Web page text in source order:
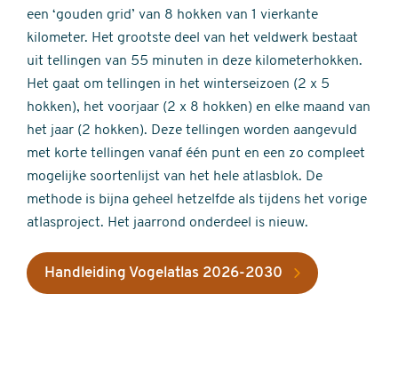
een ‘gouden grid’ van 8 hokken van 1 vierkante
kilometer. Het grootste deel van het veldwerk bestaat
uit tellingen van 55 minuten in deze kilometerhokken.
Het gaat om tellingen in het winterseizoen (2 x 5
hokken), het voorjaar (2 x 8 hokken) en elke maand van
het jaar (2 hokken). Deze tellingen worden aangevuld
met korte tellingen vanaf één punt en een zo compleet
mogelijke soortenlijst van het hele atlasblok. De
methode is bijna geheel hetzelfde als tijdens het vorige
atlasproject. Het jaarrond onderdeel is nieuw.
Handleiding Vogelatlas 2026-2030